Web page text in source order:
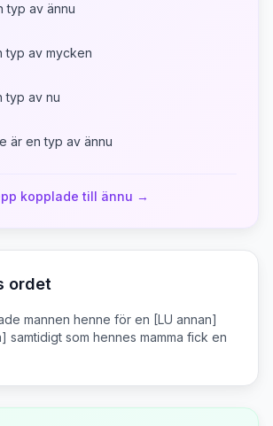
typ av ännu
typ av mycken
typ av nu
är en typ av ännu
kopplade till ännu →
ordet
mannen henne för en [LU annan]
samtidigt som hennes mamma fick en